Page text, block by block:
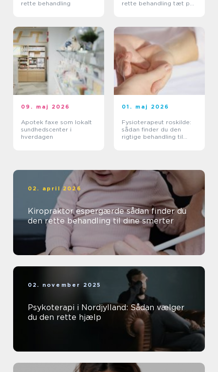
rette behandling
rette behandling tæt på
09. maj 2026
Apotek faxe som lokalt
sundhedscenter i
hverdagen
01. maj 2026
Fysioterapeut roskilde:
sådan finder du den
rigtige behandling til
02. april 2026
Kiropraktor espergærde sådan finder du
den rette behandling til dine smerter
02. november 2025
Psykoterapi i Nordjylland: Sådan vælger
du den rette hjælp